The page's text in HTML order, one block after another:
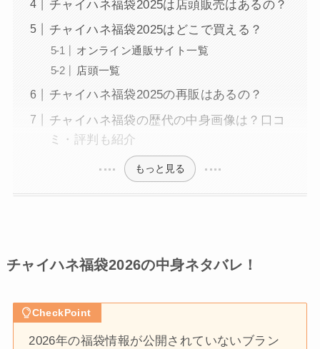
チャイハネ福袋2025は店頭販売はあるの？
チャイハネ福袋2025はどこで買える？
オンライン通販サイト一覧
店頭一覧
チャイハネ福袋2025の再販はあるの？
チャイハネ福袋の歴代の中身画像は？口コ
ミ・評判も紹介
もっと見る
チャイハネ福袋2026の中身ネタバレ！
CheckPoint
2026年の福袋情報が公開されていないブラン